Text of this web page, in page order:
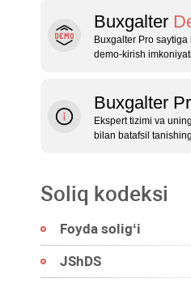
Buxgalter
Buxgalter Pro saytiga
demo‑kirish imkoniyati
Buxgalter
Ekspert tizimi va
bilan batafsil tanishing
Soliq kodeksi
Foyda soligʻi
JShDS